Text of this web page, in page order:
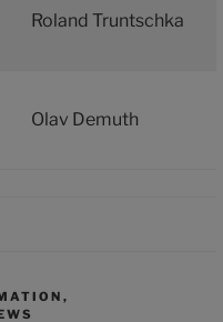
Roland Truntschka
Olav Demuth
,